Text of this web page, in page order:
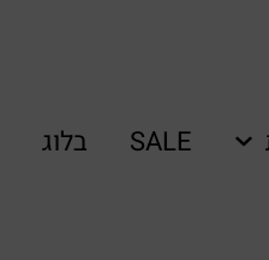
SALE בלוג